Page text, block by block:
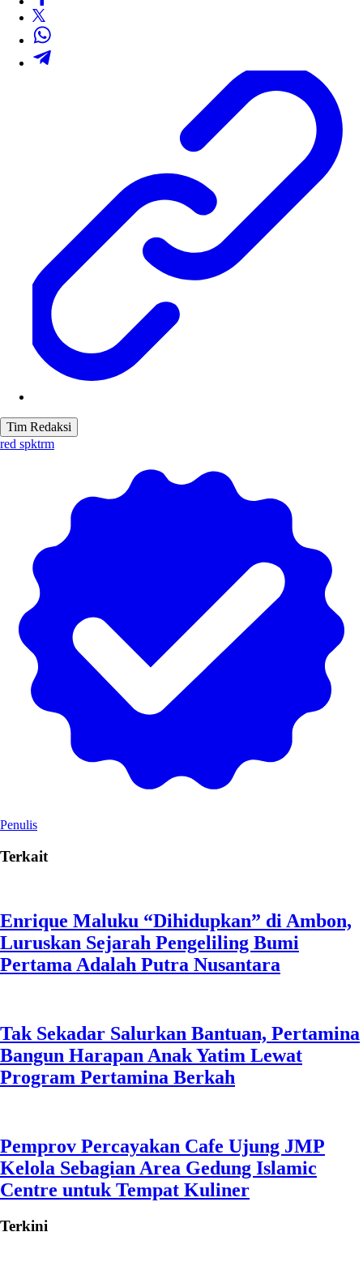
Tim Redaksi
red spktrm
Penulis
Terkait
Enrique Maluku “Dihidupkan” di Ambon,
Luruskan Sejarah Pengeliling Bumi
Pertama Adalah Putra Nusantara
Tak Sekadar Salurkan Bantuan, Pertamina
Bangun Harapan Anak Yatim Lewat
Program Pertamina Berkah
Pemprov Percayakan Cafe Ujung JMP
Kelola Sebagian Area Gedung Islamic
Centre untuk Tempat Kuliner
Terkini